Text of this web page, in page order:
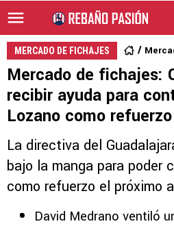
MERCADO DE FICHAJES
Mercado de fichajes:
recibir ayuda para
Lozano como
La directiva del
bajo la manga para poder
como refuerzo el próximo
David Medrano ventiló